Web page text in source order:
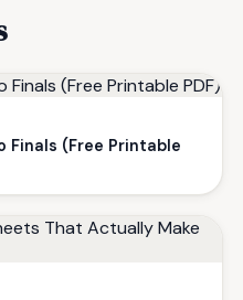
Finals (Free Printable